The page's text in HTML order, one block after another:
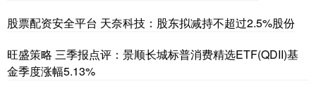
股票配资安全平台 天奈科技：股东拟减持不超过2.5%股份
旺盛策略 三季报点评：景顺长城标普消费精选ETF(QDII)基
金季度涨幅5.13%